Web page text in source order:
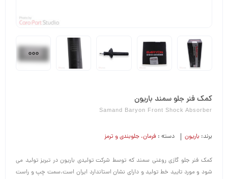
کمک فنر جلو سمند باریون
Samand Baryon Front Shock Absorber
برند: باریون دسته : فرمان،‌ جلوبندی و ترمز
کمک فنر جلو گازی روغنی سمند که توسط شرکت تولیدی باریون در تبریز تولید می
شود و مورد تایید خط تولید و دارای نشان استاندارد ایران است.سمت چپ و راست